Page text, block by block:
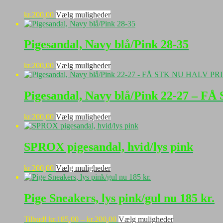
vælges
varesiden
kr.200,00 Vælg mulighederDette
vare
flere
varianter.
kan
vælges
varesiden
Pigesandal, Navy blå/Pink 28-35
kr.200,00 Vælg mulighederDette
vare
flere
varianter.
kan
vælges
varesiden
Pigesandal, Navy blå/Pink 22-27 –
kr.200,00 Vælg mulighederDette
vare
flere
varianter.
kan
vælges
varesiden
SPROX pigesandal, hvid/lys pink
kr.200,00 Vælg mulighederDette
vare
varianter.
kan
Pige Sneakers, lys pink/gul nu 185 kr.
Tilbud! kr.185,00 – kr.200,00Prisinterval:
Vælg mulighederDette